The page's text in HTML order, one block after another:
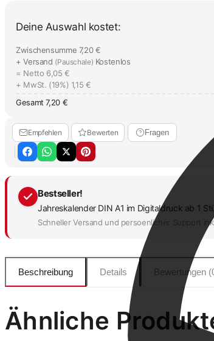
Deine Auswahl kostet:
Zwischensumme 7,20 €
+ Versand (Pauschale) Kostenlos
= Netto 6,05 €
+ MwSt. (19%) 1,15 €
Gesamt 7,20 €
Empfehlen Bewerten Fragen
Bestseller!
Jahreskalender DIN A1 im Digitaldruck ab 1
Schneller Versand und persoenlicher Support
Beschreibung Details Bewertungen
Ähnliche